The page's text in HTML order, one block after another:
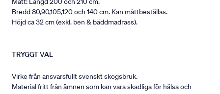
Bredd 80,90,105,120 och 140 cm. Kan måttbeställas.
Höjd ca 32 cm (exkl. ben & bäddmadrass).
TRYGGT VAL
Virke från ansvarsfullt svenskt skogsbruk.
Material fritt från ämnen som kan vara skadliga för hälsa och